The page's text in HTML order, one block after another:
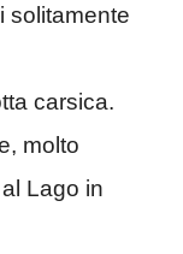
solitamente
carsica.
molto
Lago in